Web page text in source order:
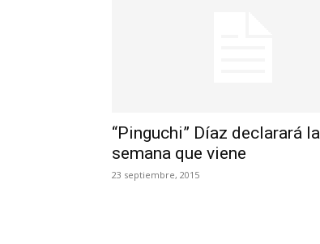
“Pinguchi” Díaz declarará la
semana que viene
23 septiembre, 2015